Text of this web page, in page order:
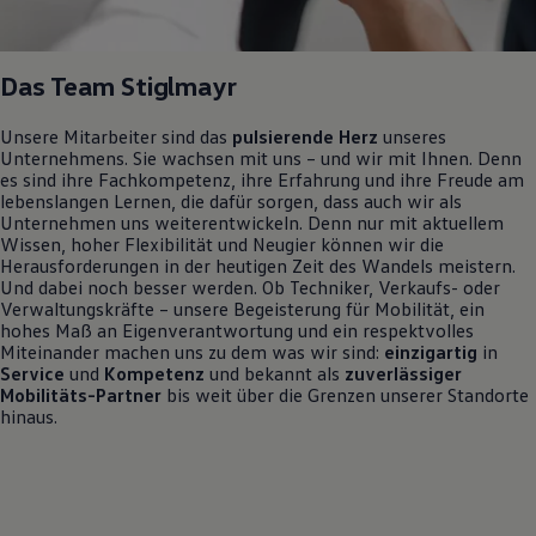
Motorenöl und Flüssigkeiten
Economy Service
Volkswagen Teile
Zubehör
Modellspezifisches Zubehör
Schutz und Pflege
Transport
Entertainment und Elektronik
Individualisieren
Wallbox und Ladekabel
Digitale Extras
Dienste für Ihr Modell finden
Volkswagen Apps, Login und Shop
Handy und Fahrzeug verbinden
Updates für Software, Karten und Radio
Über Ihr Auto
Vorgängermodelle
Das Team Stiglmayr
Unsere Mitarbeiter sind das pulsierende Herz unseres
Unternehmens. Sie wachsen mit uns – und wir mit Ihnen. Denn
es sind ihre Fachkompetenz, ihre Erfahrung und ihre Freude am
lebenslangen Lernen, die dafür sorgen, dass auch wir als
Unternehmen uns weiterentwickeln. Denn nur mit aktuellem
Wissen, hoher Flexibilität und Neugier können wir die
Herausforderungen in der heutigen Zeit des Wandels meistern.
Und dabei noch besser werden. Ob Techniker, Verkaufs- oder
Verwaltungskräfte – unsere Begeisterung für Mobilität, ein
hohes Maß an Eigenverantwortung und ein respektvolles
Miteinander machen uns zu dem was wir sind: einzigartig in
Service und Kompetenz und bekannt als zuverlässiger
Mobilitäts-Partner bis weit über die Grenzen unserer Standorte
hinaus.